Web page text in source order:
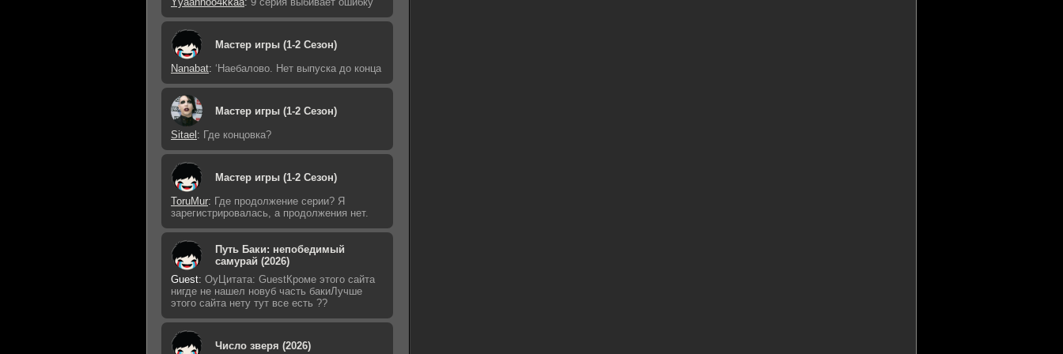
Мастер игры (1-2 Сезон)
Nanabat: ‘Наебалово. Нет выпуска до конца
Мастер игры (1-2 Сезон)
Sitael : Где концовка?
Мастер игры (1-2 Сезон)
ToruMur: Где продолжение серии? Я
зарегистрировалась, а продолжения нет.
Путь Баки: непобедимый
самурай (2026)
Guest: ОуЦитата: GuestКроме этого сайта
нигде не нашел новуб часть бакиЛучше
этого сайта нету тут все есть ??
Число зверя (2026)